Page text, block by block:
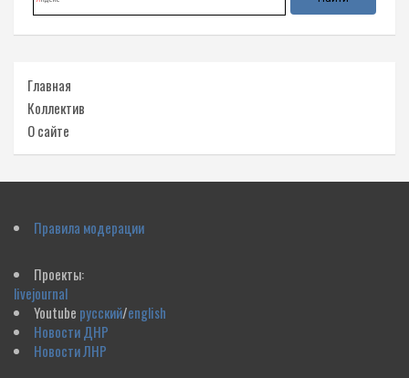
Главная
Коллектив
О сайте
Правила модерации
Проекты:
livejournal
Youtube русский/english
Новости ДНР
Новости ЛНР